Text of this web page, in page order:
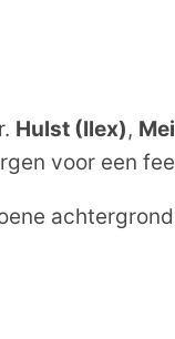
Hulst (Ilex),
voor een